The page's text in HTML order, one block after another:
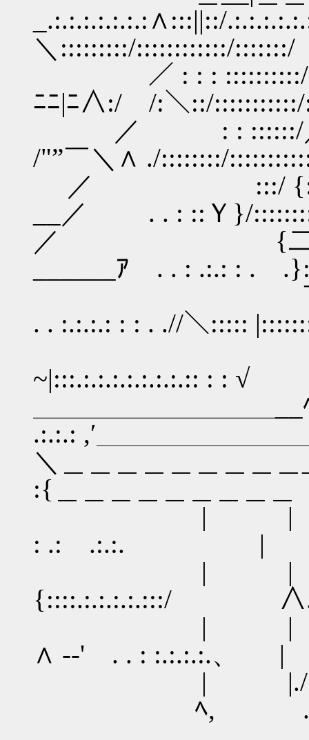
_.:.:.:.:.:.:.:∧:::||::/
＼:::::::::/::::::::::::/:::::::/
／ : : : ::::::::::/ﾆ/ﾆ
ﾆﾆ|ﾆ∧:/ /:＼::/:::::::::::/
／ : : ::::::/／￣
/"”￣＼∧ ./::::::::/
／ :::/
__／ . . : ::Ｙ}/
／ {二、: : :
______ｱ . . : .:.: : .
￣ﾍ, : :
. . :.:.:.: : : . .//＼:::::
~|:::.:.:.:.:.:.:.:.:: : : √
＿＿＿＿＿＿＿＿＿
.:.:.: ,′＿＿＿＿＿＿＿
＼＿＿＿＿＿＿＿＿
:{＿＿＿＿＿＿＿＿＿
| | ／ . . :
: .: .:.:.
| | . .
{::::.:.:.:.:.:::/
| | / :
∧ ‐‐' . . : :.:.:.:.
| |./ . . :
ﾍ, . :